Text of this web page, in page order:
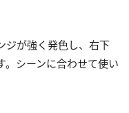
ジが強く発色し、右下
。シーンに合わせて使い